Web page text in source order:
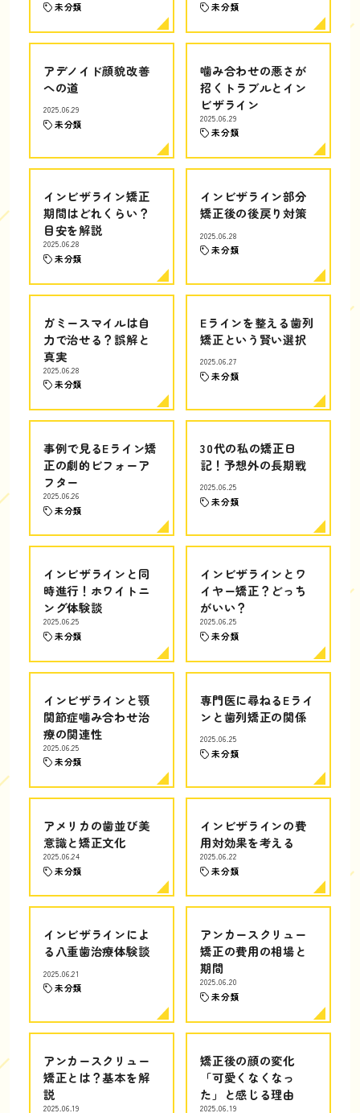
未分類 未分類
アデノイド顔貌改善
への道
2025.06.29
未分類
噛み合わせの悪さが
招くトラブルとイン
ビザライン
2025.06.29
未分類
インビザライン矯正
期間はどれくらい？
目安を解説
2025.06.28
未分類
インビザライン部分
矯正後の後戻り対策
2025.06.28
未分類
ガミースマイルは自
力で治せる？誤解と
真実
2025.06.28
未分類
Eラインを整える歯列
矯正という賢い選択
2025.06.27
未分類
事例で見るEライン矯
正の劇的ビフォーア
フター
2025.06.26
未分類
30代の私の矯正日
記！予想外の長期戦
2025.06.25
未分類
インビザラインと同
時進行！ホワイトニ
ング体験談
2025.06.25
未分類
インビザラインとワ
イヤー矯正？どっち
がいい？
2025.06.25
未分類
インビザラインと顎
関節症噛み合わせ治
療の関連性
2025.06.25
未分類
専門医に尋ねるEライ
ンと歯列矯正の関係
2025.06.25
未分類
アメリカの歯並び美
意識と矯正文化
2025.06.24
未分類
インビザラインの費
用対効果を考える
2025.06.22
未分類
インビザラインによ
る八重歯治療体験談
2025.06.21
未分類
アンカースクリュー
矯正の費用の相場と
期間
2025.06.20
未分類
アンカースクリュー
矯正とは？基本を解
説
2025.06.19
矯正後の顔の変化
「可愛くなくなっ
た」と感じる理由
2025.06.19